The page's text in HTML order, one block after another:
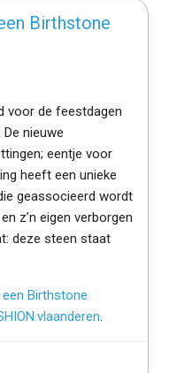
Birthstone
voor de feestdagen
nieuwe
eentje voor
heeft een unieke
geassocieerd wordt
z’n eigen verborgen
deze steen staat
Birthstone